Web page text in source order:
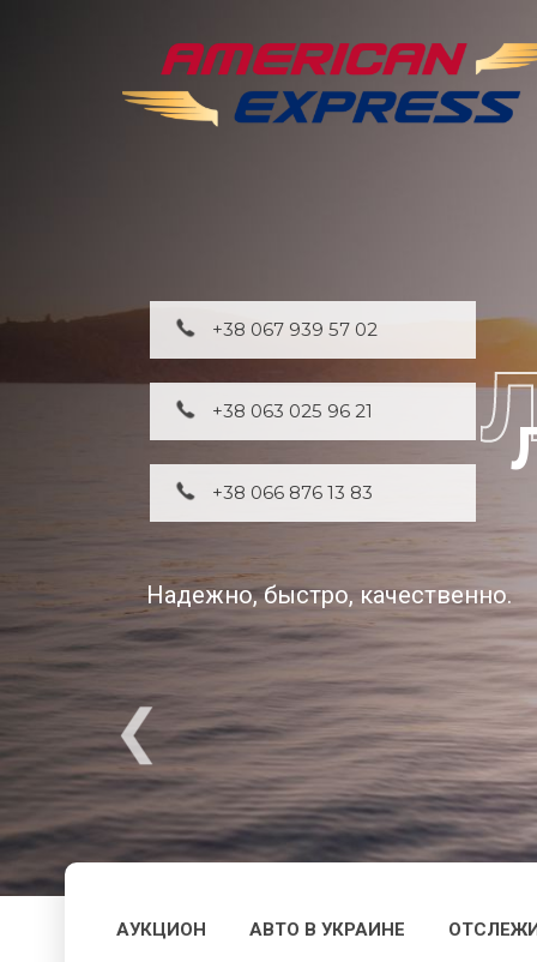
+38 067 939 57 02
+38 063 025 96 21
+38 066 876 13 83
Надежно, быстро, качественно.
АУКЦИОН АВТО В УКРАИНЕ